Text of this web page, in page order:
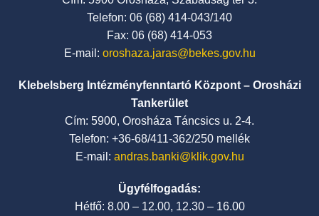
Telefon: 06 (68) 414-043/140
Fax: 06 (68) 414-053
E-mail: oroshaza.jaras@bekes.gov.hu
Klebelsberg Intézményfenntartó Központ – Orosházi
Tankerület
Cím: 5900, Orosháza Táncsics u. 2-4.
Telefon: +36-68/411-362/250 mellék
E-mail: andras.banki@klik.gov.hu
Ügyfélfogadás:
Hétfő: 8.00 – 12.00, 12.30 – 16.00